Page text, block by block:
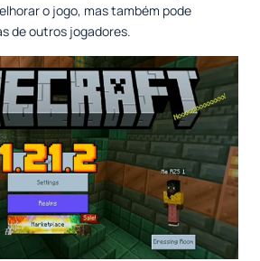
o jogo, mas também pode
de outros jogadores.